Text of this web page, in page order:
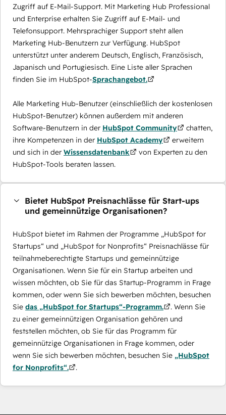
Zugriff auf E-Mail-Support. Mit Marketing Hub Professional
und Enterprise erhalten Sie Zugriff auf E-Mail- und
Telefonsupport. Mehrsprachiger Support steht allen
Marketing Hub-Benutzern zur Verfügung. HubSpot
unterstützt unter anderem Deutsch, Englisch, Französisch,
Japanisch und Portugiesisch. Eine Liste aller Sprachen
finden Sie im HubSpot-Sprachangebot.
Alle Marketing Hub-Benutzer (einschließlich der kostenlosen
HubSpot-Benutzer) können außerdem mit anderen
Software-Benutzern in der HubSpot Community
chatten,
ihre Kompetenzen in der HubSpot Academy
erweitern
und sich in der Wissensdatenbank
von Experten zu den
HubSpot-Tools beraten lassen.
Bietet HubSpot Preisnachlässe für Start-ups
und gemeinnützige Organisationen?
HubSpot bietet im Rahmen der Programme „HubSpot for
Startups“ und „HubSpot for Nonprofits“ Preisnachlässe für
teilnahmeberechtigte Startups und gemeinnützige
Organisationen. Wenn Sie für ein Startup arbeiten und
wissen möchten, ob Sie für das Startup-Programm in Frage
kommen, oder wenn Sie sich bewerben möchten, besuchen
Sie das „HubSpot for Startups“-Programm.
. Wenn Sie
zu einer gemeinnützigen Organisation gehören und
feststellen möchten, ob Sie für das Programm für
gemeinnützige Organisationen in Frage kommen, oder
wenn Sie sich bewerben möchten, besuchen Sie „HubSpot
for Nonprofits“.
.